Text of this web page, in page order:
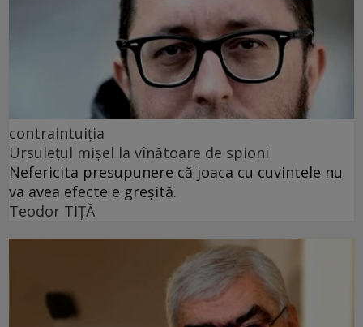
contraintuiția
Ursulețul mișel la vînătoare de spioni
Nefericita presupunere că joaca cu cuvintele nu
va avea efecte e greșită.
Teodor TIŢĂ